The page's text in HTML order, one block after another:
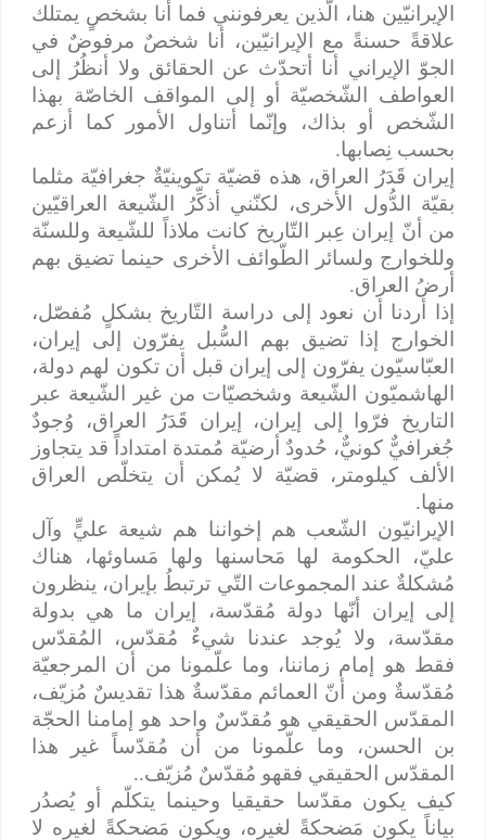
الإيرانيّين هنا، الّذين يعرفونني فما أنا بشخصٍ يمتلك
علاقةً حسنةً مع الإيرانيّين، أنا شخصٌ مرفوضٌ في
الجوّ الإيراني أنا أتحدّث عن الحقائق ولا أنظُرُ إلى
العواطف الشّخصيّة أو إلى المواقف الخاصّة بهذا
الشّخص أو بذاك، وإنّما أتناول الأمور كما أزعم
بحسب نِصابها.
إيران قَدَرُ العراق، هذه قضيّة تكوينيّةٌ جغرافيّة مثلما
بقيّة الدُّول الأخرى، لكنّني أذكِّرُ الشّيعة العراقيّين
من أنّ إيران عِبر التّاريخ كانت ملاذاً للشّيعة وللسنّة
وللخوارج ولسائر الطّوائف الأخرى حينما تضيق بهم
أرضُ العراق.
إذا أردنا أن نعود إلى دراسة التّاريخ بشكلٍ مُفصّل،
الخوارج إذا تضيق بهم السُّبل يفرّون إلى إيران،
العبّاسيّون يفرّون إلى إيران قبل أن تكون لهم دولة،
الهاشميّون الشّيعة وشخصيّات من غير الشّيعة عبر
التاريخ فرّوا إلى إيران، إيران قَدَرُ العراق، وُجودٌ
جُغرافيٌّ كونيٌّ، حُدودٌ أرضيّة مُمتدة امتداداً قد يتجاوز
الألف كيلومتر، قضيّة لا يُمكن أن يتخلّص العراق
منها.
الإيرانيّون الشّعب هم إخواننا هم شيعة عليٍّ وآل
عليّ، الحكومة لها مَحاسنها ولها مَساوئها، هناك
مُشكلةٌ عند المجموعات التّي ترتبطُ بإيران، ينظرون
إلى إيران أنّها دولة مُقدّسة، إيران ما هي بدولة
مقدّسة، ولا يُوجد عندنا شيءٌ مُقدّس، المُقدّس
فقط هو إمام زماننا، وما علّمونا من أن المرجعيّة
مُقدّسةٌ ومن أنّ العمائم مقدّسةٌ هذا تقديسٌ مُزيّف،
المقدّس الحقيقي هو مُقدّسٌ واحد هو إمامنا الحجّة
بن الحسن، وما علّمونا من أن مُقدّساً غير هذا
المقدّس الحقيقي فقهو مُقدّسٌ مُزيّف..
كيف يكون مقدّسا حقيقيا وحينما يتكلّم أو يُصدُر
بياناً يكون مَضحكةً لغيره، ويكون مَضحكةً لغيره لا